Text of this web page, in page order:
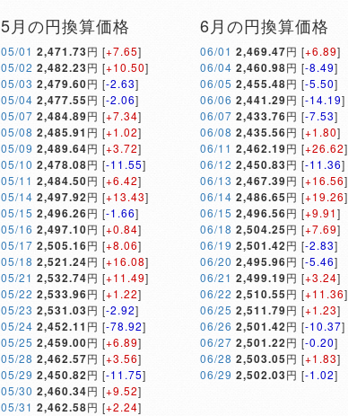
5月の円換算価格
05/01 2,471.73円 [+7.65]
05/02 2,482.23円 [+10.50]
05/03 2,479.60円 [-2.63]
05/04 2,477.55円 [-2.06]
05/07 2,484.89円 [+7.34]
05/08 2,485.91 円 [+1.02]
05/09 2,489.64円 [+3.72]
05/10 2,478.08円 [-11.55]
05/11 2,484.50円 [+6.42]
05/14 2,497.92円 [+13.43]
05/15 2,496.26円 [-1.66]
05/16 2,497.10円 [+0.84]
05/17 2,505.16円 [+8.06]
05/18 2,521.24円 [+16.08]
05/21 2,532.74円 [+11.49]
05/22 2,533.96円 [+1.22]
05/23 2,531.03円 [-2.92]
05/24 2,452.11 円 [-78.92]
05/25 2,459.00円 [+6.89]
05/28 2,462.57円 [+3.56]
05/29 2,450.82円 [-11.75]
05/30 2,460.34円 [+9.52]
05/31 2,462.58円 [+2.24]
6月の円換算価格
06/01 2,469.47円 [+6.89]
06/04 2,460.98円 [-8.49]
06/05 2,455.48円 [-5.50]
06/06 2,441.29円 [-14.19]
06/07 2,433.76円 [-7.53]
06/08 2,435.56円 [+1.80]
06/11 2,462.19円 [+26.62]
06/12 2,450.83円 [-11.36]
06/13 2,467.39円 [+16.56]
06/14 2,486.65円 [+19.26]
06/15 2,496.56円 [+9.91]
06/18 2,504.25円 [+7.69]
06/19 2,501.42円 [-2.83]
06/20 2,495.96円 [-5.46]
06/21 2,499.19円 [+3.24]
06/22 2,510.55円 [+11.36]
06/25 2,511.79円 [+1.23]
06/26 2,501.42円 [-10.37]
06/27 2,501.22円 [-0.20]
06/28 2,503.05円 [+1.83]
06/29 2,502.03円 [-1.02]